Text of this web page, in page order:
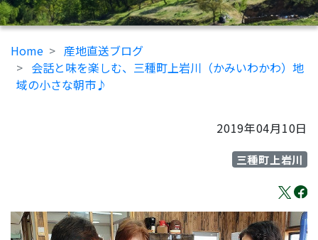
Home
産地直送ブログ
会話と味を楽しむ、三種町上岩川（かみいわかわ）地
域の小さな朝市♪
2019年04月10日
三種町上岩川